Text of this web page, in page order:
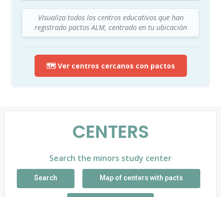
Visualiza todos los centros educativos que han
registrado pactos ALM, centrado en tu ubicación
🗺️ Ver centros cercanos con pactos
CENTERS
Search the minors study center
Search Map of centers with pacts